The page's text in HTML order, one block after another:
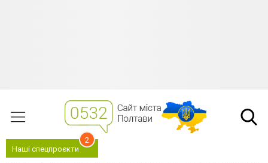
Наші спецпроєкти
2